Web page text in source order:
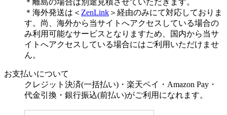
＊海外発送は＜ ZenLink ＞経由のみにて対応しておりま
す。尚、海外から当サイトへアクセスしている場合の
み利用可能なサービスとなりますため、国内から当サ
イトへアクセスしている場合にはご利用いただけませ
ん。
お支払いについて
クレジット決済(一括払い)・楽天ペイ・Amazon Pay・
代金引換・銀行振込(前払い)がご利用になれます。